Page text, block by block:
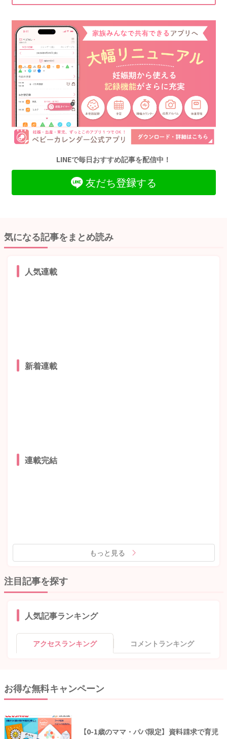
LINEで毎日おすすめ記事を配信中！
友だち登録する
気になる記事をまとめ読み
人気連載
新着連載
連載完結
もっと見る
注目記事を探す
人気記事ランキング
アクセスランキング コメントランキング
お得な無料キャンペーン
【0-1歳のママ・パパ限定】資料請求で育児